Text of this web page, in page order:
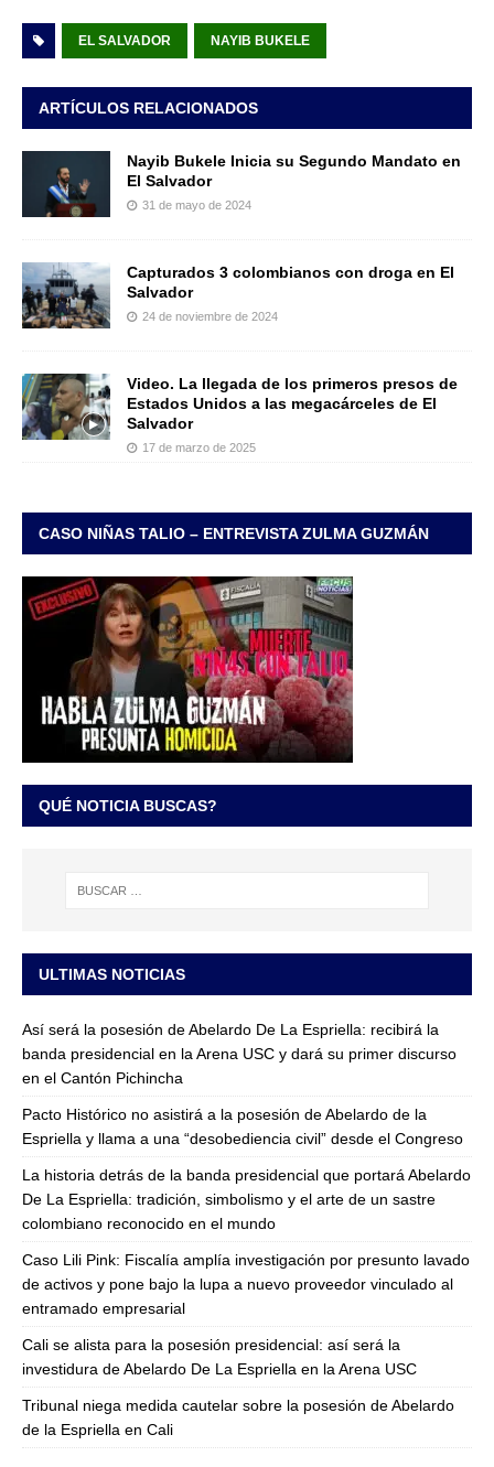
EL SALVADOR NAYIB BUKELE
ARTÍCULOS RELACIONADOS
Nayib Bukele Inicia su Segundo Mandato en
El Salvador
31 de mayo de 2024
Capturados 3 colombianos con droga en El
Salvador
24 de noviembre de 2024
Video. La llegada de los primeros presos de
Estados Unidos a las megacárceles de El
Salvador
17 de marzo de 2025
CASO NIÑAS TALIO – ENTREVISTA ZULMA GUZMÁN
QUÉ NOTICIA BUSCAS?
ULTIMAS NOTICIAS
Así será la posesión de Abelardo De La Espriella: recibirá la
banda presidencial en la Arena USC y dará su primer discurso
en el Cantón Pichincha
Pacto Histórico no asistirá a la posesión de Abelardo de la
Espriella y llama a una “desobediencia civil” desde el Congreso
La historia detrás de la banda presidencial que portará Abelardo
De La Espriella: tradición, simbolismo y el arte de un sastre
colombiano reconocido en el mundo
Caso Lili Pink: Fiscalía amplía investigación por presunto lavado
de activos y pone bajo la lupa a nuevo proveedor vinculado al
entramado empresarial
Cali se alista para la posesión presidencial: así será la
investidura de Abelardo De La Espriella en la Arena USC
Tribunal niega medida cautelar sobre la posesión de Abelardo
de la Espriella en Cali